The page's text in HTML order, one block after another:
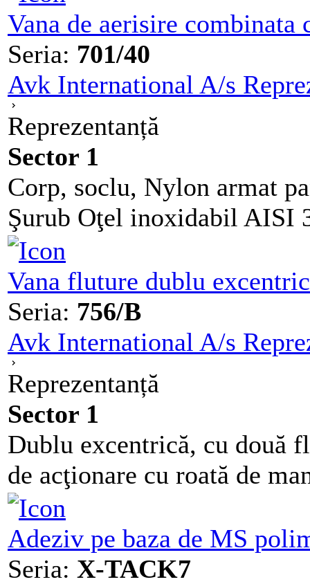
Vana de aerisire combinata
Seria: 701/40
Avk International A/s
Reprezentanță
Sector 1
Corp, soclu, Nylon armat
Şurub Oţel inoxidabil AISI
Vana fluture dublu
Seria: 756/B
Avk International A/s
Reprezentanță
Sector 1
Dublu excentrică, cu două
de acţionare cu roată de
Adeziv pe baza de MS
Seria: X-TACK7